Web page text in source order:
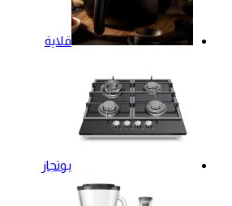
قلاية
بوتجاز